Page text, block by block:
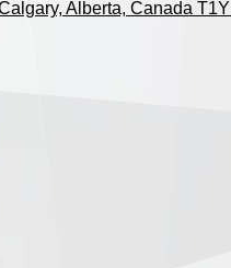
Alberta, Canada